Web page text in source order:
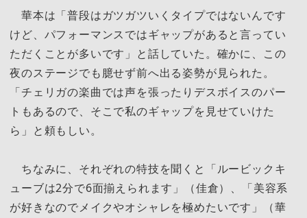
華本は「普段はガツガツいくタイプではないんです
けど、パフォーマンスではギャップがあると言ってい
ただくことが多いです」と話していた。確かに、この
夜のステージでも臆せず前へ出る姿勢が見られた。
「チェリガの楽曲では声を張ったりデスボイスのパー
トもあるので、そこで私のギャップを見せていけた
ら」と頼もしい。
ちなみに、それぞれの特技を聞くと「ルービックキ
ューブは2分で6面揃えられます」（佳倉）、「美容系
が好きなのでメイクやオシャレを極めたいです」（華